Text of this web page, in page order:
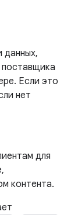
данных,
Если это
нет
для
контента.